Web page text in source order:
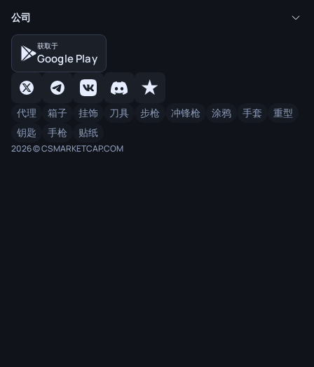
公司
获取于
Google Play
代理 箱子 挂饰 刀具 步枪 冲锋枪 涂鸦 手套
重型
钥匙
手枪 贴纸
2026 © CSMARKETCAP.COM